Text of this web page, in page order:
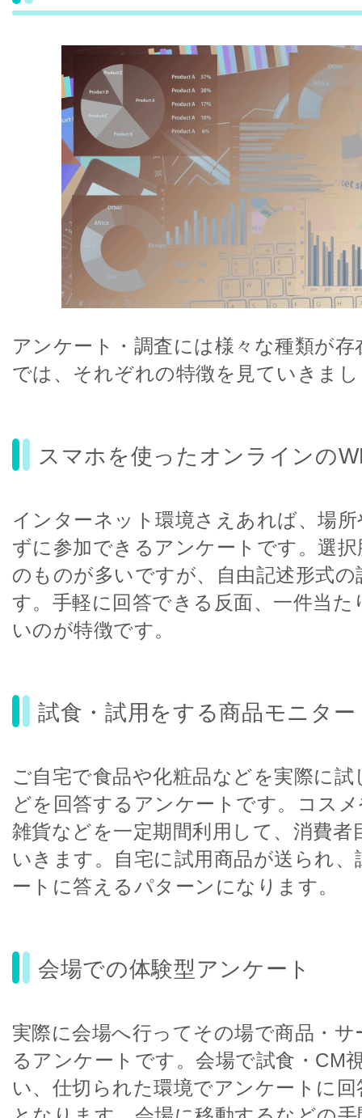
アンケート・調査には様々な種類が
では、それぞれの特徴を見ていきま
スマホを使ったオンラインの
インターネット環境さえあれば、場
ずに参加できるアンケートです。選
のものが多いですが、自由記述形式
す。手軽に回答できる反面、一件当た
いのが特徴です。
試食・試用をする商品モニター
ご自宅で食品や化粧品などを実際に試
どを回答するアンケートです。コス
雑貨などを一定期間利用して、消費者
いきます。自宅に試用商品が送られ
ートに答えるパターンになります。
会場での体験型アンケート
実際に会場へ行ってその場で商品・
るアンケートです。会場で試食・CM
い、仕切られた環境でアンケートに